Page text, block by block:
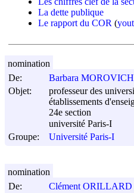
La dette publique
Le rapport du COR (
De:
Barbara MOROVICH
Objet:
professeur des
établissements
24e section
université Paris-I
Groupe:
Université Paris-I
nomination
De:
Clément ORILLARD
nomination